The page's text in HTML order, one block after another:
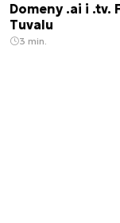
Domeny .ai i
Tuvalu
3 min.